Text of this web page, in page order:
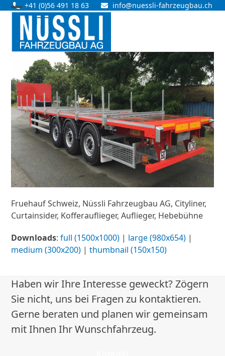
Skip
content
+41 (0)56 491 18 63 info@nuessli-fahrzeugbau.ch
Open
mobile
menu
Close
mobile
menu
Fruehauf Schweiz, Nüssli Fahrzeugbau AG, Cityliner,
Curtainsider, Kofferauflieger, Auflieger, Hebebühne
Downloads:full (1500x1000) | large (980x654) |
medium (300x200) |thumbnail (150x150)
Haben wir Ihre Interesse geweckt? Zögern
Sie nicht, uns bei Fragen zu kontaktieren.
Gerne beraten und planen wir gemeinsam
mit Ihnen Ihr Wunschfahrzeug.